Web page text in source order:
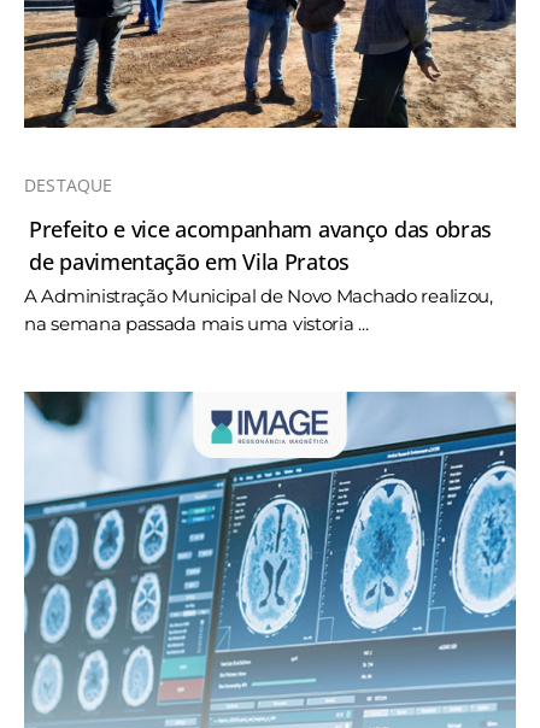
DESTAQUE
Prefeito e vice acompanham avanço das obras
de pavimentação em Vila Pratos
A Administração Municipal de Novo Machado realizou,
na semana passada mais uma vistoria ...